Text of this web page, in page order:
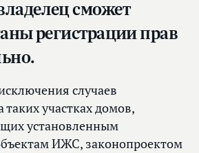
сможет
регистрации прав
случаев
таких участках домов,
установленным
ИЖС, законопроектом